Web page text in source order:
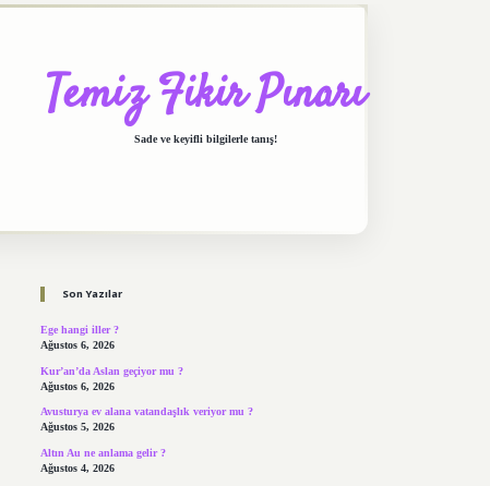
Temiz Fikir Pınarı
Sade ve keyifli bilgilerle tanış!
Son Yazılar
Ege hangi iller ?
Ağustos 6, 2026
Kur’an’da Aslan geçiyor mu ?
Ağustos 6, 2026
Avusturya ev alana vatandaşlık veriyor mu ?
Ağustos 5, 2026
Altın Au ne anlama gelir ?
Ağustos 4, 2026